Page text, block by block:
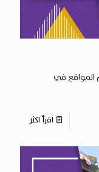
المواقع في
اقرأ اكثر